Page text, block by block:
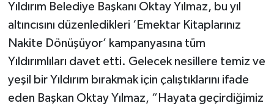
Yıldırım Belediye Başkanı Oktay Yılmaz, bu yıl
altıncısını düzenledikleri ‘Emektar Kitaplarınız
Nakite Dönüşüyor’ kampanyasına tüm
Yıldırımlıları davet etti. Gelecek nesillere temiz ve
yeşil bir Yıldırım bırakmak için çalıştıklarını ifade
eden Başkan Oktay Yılmaz, “Hayata geçirdiğimiz